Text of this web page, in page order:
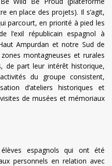
en place des projets). Il s’agit,
parcourt, en priorité à pied les
l’exil républicain espagnol à
Ampurdan et notre Sud de
montagneuses et rurales
de part leur intérêt historique,
du groupe consistent,
d’ateliers historiques et
de musées et mémoriaux
espagnols qui ont été
personnels en relation avec